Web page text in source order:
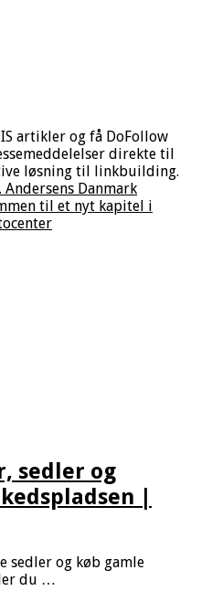
artikler og få DoFollow
direkte til
løsning til linkbuilding.
Andersens Danmark
til et nyt kapitel i
sedler og
|
sedler og køb gamle
du …